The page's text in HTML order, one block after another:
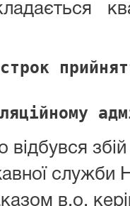
відбувся
в.о.